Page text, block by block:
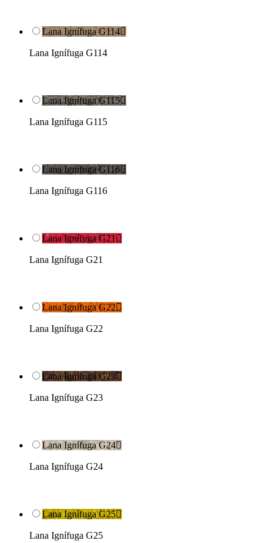
Lana Ignífuga G114
Lana Ignífuga G114
Lana Ignífuga G115
Lana Ignífuga G115
Lana Ignífuga G116
Lana Ignífuga G116
Lana Ignífuga G21
Lana Ignífuga G21
Lana Ignífuga G22
Lana Ignífuga G22
Lana Ignífuga G23
Lana Ignífuga G23
Lana Ignífuga G24
Lana Ignífuga G24
Lana Ignífuga G25
Lana Ignífuga G25